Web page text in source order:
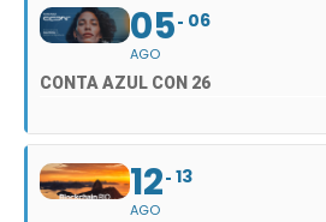
05
AGO
06
CONTA AZUL CON 26
12
AGO
13